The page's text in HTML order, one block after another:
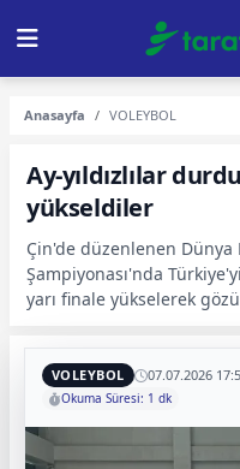
Anasayfa VOLEYBOL
Ay-yıldızlılar
yükseldiler
Çin'de düzenlenen Dünya
Şampiyonası'nda
yarı finale yükselerek
VOLEYBOL 07.07.2026
Okuma Süresi: 1 dk